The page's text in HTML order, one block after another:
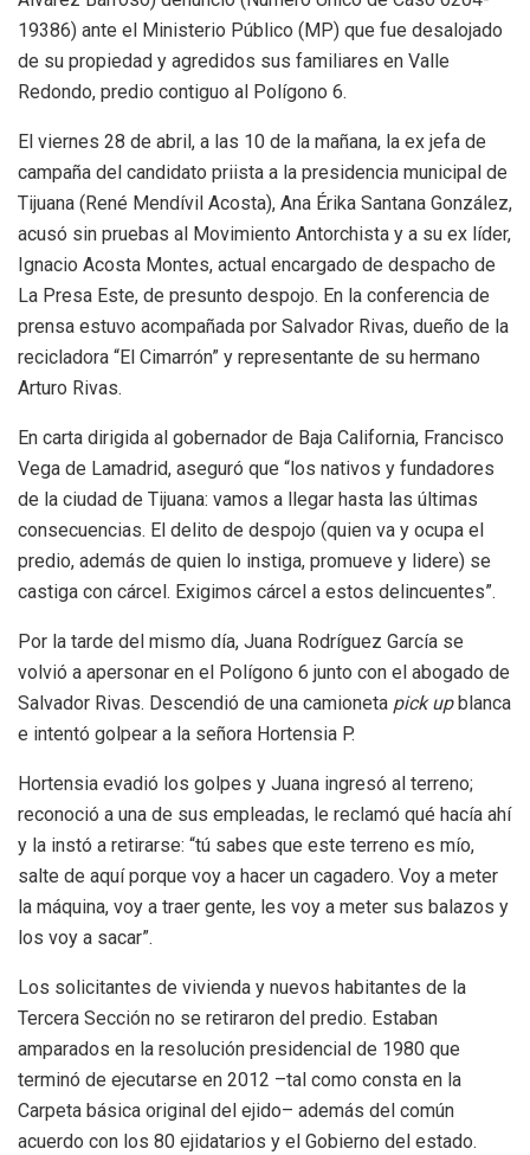
19386) ante el Ministerio Público (MP) que fue desalojado
de su propiedad y agredidos sus familiares en Valle
Redondo, predio contiguo al Polígono 6.
El viernes 28 de abril, a las 10 de la mañana, la ex jefa de
campaña del candidato priista a la presidencia municipal de
Tijuana (René Mendívil Acosta), Ana Érika Santana González,
acusó sin pruebas al Movimiento Antorchista y a su ex líder,
Ignacio Acosta Montes, actual encargado de despacho de
La Presa Este, de presunto despojo. En la conferencia de
prensa estuvo acompañada por Salvador Rivas, dueño de la
recicladora “El Cimarrón” y representante de su hermano
Arturo Rivas.
En carta dirigida al gobernador de Baja California, Francisco
Vega de Lamadrid, aseguró que “los nativos y fundadores
de la ciudad de Tijuana: vamos a llegar hasta las últimas
consecuencias. El delito de despojo (quien va y ocupa el
predio, además de quien lo instiga, promueve y lidere) se
castiga con cárcel. Exigimos cárcel a estos delincuentes”.
Por la tarde del mismo día, Juana Rodríguez García se
volvió a apersonar en el Polígono 6 junto con el abogado de
Salvador Rivas. Descendió de una camioneta pick upblanca
e intentó golpear a la señora Hortensia P.
Hortensia evadió los golpes y Juana ingresó al terreno;
reconoció a una de sus empleadas, le reclamó qué hacía ahí
y la instó a retirarse: “tú sabes que este terreno es mío,
salte de aquí porque voy a hacer un cagadero. Voy a meter
la máquina, voy a traer gente, les voy a meter sus balazos y
los voy a sacar”.
Los solicitantes de vivienda y nuevos habitantes de la
Tercera Sección no se retiraron del predio. Estaban
amparados en la resolución presidencial de 1980 que
terminó de ejecutarse en 2012 –tal como consta en la
Carpeta básica original del ejido– además del común
acuerdo con los 80 ejidatarios y el Gobierno del estado.